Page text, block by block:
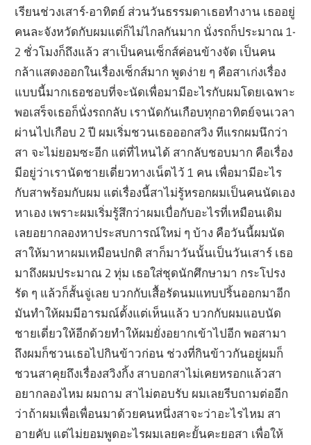
เรียนช่วงเสาร์-อาทิตย์ ส่วนวันธรรมดาเธอทำงาน เธออยู่
คนละจังหวัดกับผมแต่ก็ไม่ไกลกันมาก นั่งรถก็ประมาณ 1-
2 ชั่วโมงก็ถึงแล้ว สาเป็นคนเซ็กส์ค่อนข้างจัด เป็นคน
กล้าแสดงออกในเรื่องเซ็กส์มาก พูดง่าย ๆ คือสาเก่งเรื่อง
แบบนี้มากเธอชอบที่จะนัดเพื่อมามีอะไรกับผมโดยเฉพาะ
พอเสร็จเธอก็นั่งรถกลับ เรานัดกันเกือบทุกอาทิตย์จนเวลา
ผ่านไปเกือบ 2 ปี ผมเริ่มชวนเธอออกสวิง ทีแรกผมนึกว่า
สา จะไม่ยอมซะอีก แต่ที่ไหนได้ สากลับชอบมาก คือเรื่อง
มีอยู่ว่าเรานัดชายเดี่ยวทางเน็ตไว้ 1 คน เพื่อมามีอะไร
กับสาพร้อมกับผม แต่เรื่องนี้สาไม่รู้หรอกผมเป็นคนนัดเอง
หาเอง เพราะผมเริ่มรู้สึกว่าผมเบื่อกับอะไรที่เหมือนเดิม
เลยอยากลองหาประสบการณ์ใหม่ ๆ บ้าง คือวันนี้ผมนัด
สาให้มาหาผมเหมือนปกติ สาก็มาวันนั้นเป็นวันเสาร์ เธอ
มาถึงผมประมาณ 2 ทุ่ม เธอใส่ชุดนักศึกษามา กระโปรง
รัด ๆ แล้วก็สั้นจู่เลย บวกกับเสื้อรัดนมแทบปริ้นออกมาอีก
มันทำให้ผมมีอารมณ์ตั้งแต่เห็นแล้ว บวกกับผมแอบนัด
ชายเดี่ยวให้อีกด้วยทำให้ผมยั่งอยากเข้าไปอีก พอสามา
ถึงผมก็ชวนเธอไปกินข้าวก่อน ช่วงที่กินข้าวกันอยู่ผมก็
ชวนสาคุยถึงเรื่องสวิงกิ้ง สาบอกสาไม่เคยหรอกแล้วสา
อยากลองไหม ผมถาม สาไม่ตอบรับ ผมเลยรีบถามต่ออีก
ว่าถ้าผมเพื่อเพื่อนมาด้วยคนหนึ่งสาจะว่าอะไรไหม สา
อายคับ แต่ไม่ยอมพูดอะไรผมเลยคะยั้นคะยอสา เพื่อให้